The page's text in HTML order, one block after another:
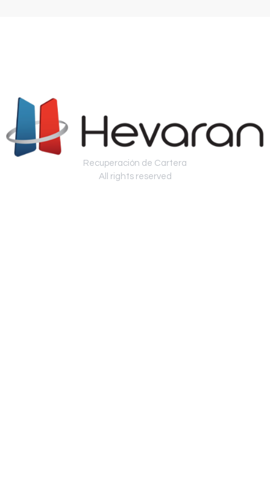
Recuperación de Cartera
All rights reserved